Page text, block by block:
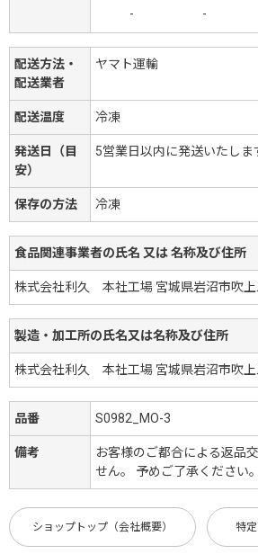
-
-
配送方法・
配送業者
ヤマト運輸
配送温度 冷凍
発送日（目
安）
5営業日以内に発送いたしま
保存の方法 冷凍
食品関連事業者の氏名 又は 名称及び住所
株式会社利久 本社工場 宮城県岩沼市吹上
製造・加工所の氏名又は名称及び住所
株式会社利久 本社工場 宮城県岩沼市吹上
品番 S0982_MO-3
備考
お客様のご都合による返品
せん。 予めご了承ください。
ショップトップ（会社概要） 特